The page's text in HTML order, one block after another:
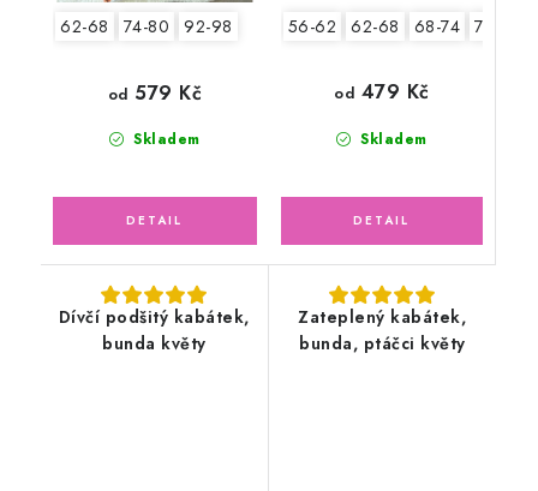
62-68 74-80 92-98
Skladem
od 579 Kč
56-62 62-68 68-74 74-80
Skladem
od 479 Kč
Dívčí podšitý kabátek,
bunda květy
Zateplený kabátek,
bunda, ptáčci květy